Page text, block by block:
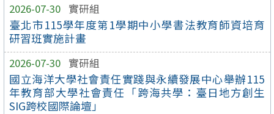
2026-07-30 實研組
臺北市115學年度第1學期中小學書法教育師資培育
研習班實施計畫
2026-07-30 實研組
國立海洋大學社會責任實踐與永續發展中心舉辦115
年教育部大學社會責任「跨海共學：臺日地方創生
SIG跨校國際論壇」